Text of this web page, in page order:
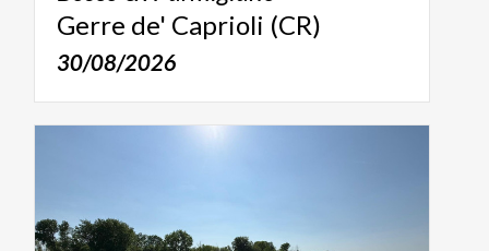
Gerre de' Caprioli (CR)
30/08/2026